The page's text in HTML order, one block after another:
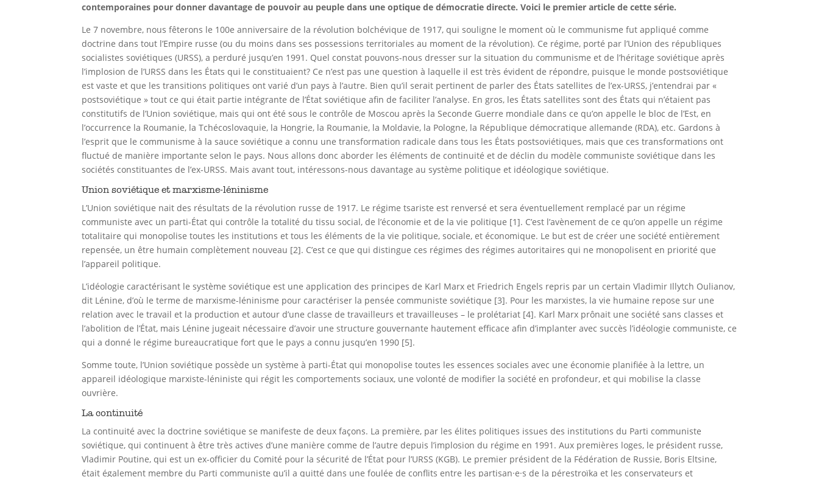
contemporaines pour donner davantage de pouvoir au peuple dans une optique de démocratie directe. Voici le premier article de cette série.
Le 7 novembre, nous fêterons le 100e anniversaire de la révolution bolchévique de 1917, qui souligne le moment où le communisme fut appliqué comme
doctrine dans tout l’Empire russe (ou du moins dans ses possessions territoriales au moment de la révolution). Ce régime, porté par l’Union des républiques
socialistes soviétiques (URSS), a perduré jusqu’en 1991. Quel constat pouvons-nous dresser sur la situation du communisme et de l’héritage soviétique après
l’implosion de l’URSS dans les États qui le constituaient? Ce n’est pas une question à laquelle il est très évident de répondre, puisque le monde postsoviétique
est vaste et que les transitions politiques ont varié d’un pays à l’autre. Bien qu’il serait pertinent de parler des États satellites de l’ex-URSS, j’entendrai par «
postsoviétique » tout ce qui était partie intégrante de l’État soviétique afin de faciliter l’analyse. En gros, les États satellites sont des États qui n’étaient pas
constitutifs de l’Union soviétique, mais qui ont été sous le contrôle de Moscou après la Seconde Guerre mondiale dans ce qu’on appelle le bloc de l’Est, en
l’occurrence la Roumanie, la Tchécoslovaquie, la Hongrie, la Roumanie, la Moldavie, la Pologne, la République démocratique allemande (RDA), etc. Gardons à
l’esprit que le communisme à la sauce soviétique a connu une transformation radicale dans tous les États postsoviétiques, mais que ces transformations ont
fluctué de manière importante selon le pays. Nous allons donc aborder les éléments de continuité et de déclin du modèle communiste soviétique dans les
sociétés constituantes de l’ex-URSS. Mais avant tout, intéressons-nous davantage au système politique et idéologique soviétique.
Union soviétique et marxisme-léninisme
L’Union soviétique nait des résultats de la révolution russe de 1917. Le régime tsariste est renversé et sera éventuellement remplacé par un régime
communiste avec un parti-État qui contrôle la totalité du tissu social, de l’économie et de la vie politique [1]. C’est l’avènement de ce qu’on appelle un régime
totalitaire qui monopolise toutes les institutions et tous les éléments de la vie politique, sociale, et économique. Le but est de créer une société entièrement
repensée, un être humain complètement nouveau [2]. C’est ce que qui distingue ces régimes des régimes autoritaires qui ne monopolisent en priorité que
l’appareil politique.
L’idéologie caractérisant le système soviétique est une application des principes de Karl Marx et Friedrich Engels repris par un certain Vladimir Illytch Oulianov,
dit Lénine, d’où le terme de marxisme-léninisme pour caractériser la pensée communiste soviétique [3]. Pour les marxistes, la vie humaine repose sur une
relation avec le travail et la production et autour d’une classe de travailleurs et travailleuses – le prolétariat [4]. Karl Marx prônait une société sans classes et
l’abolition de l’État, mais Lénine jugeait nécessaire d’avoir une structure gouvernante hautement efficace afin d’implanter avec succès l’idéologie communiste, ce
qui a donné le régime bureaucratique fort que le pays a connu jusqu’en 1990 [5].
Somme toute, l’Union soviétique possède un système à parti-État qui monopolise toutes les essences sociales avec une économie planifiée à la lettre, un
appareil idéologique marxiste-léniniste qui régit les comportements sociaux, une volonté de modifier la société en profondeur, et qui mobilise la classe
ouvrière.
La continuité
La continuité avec la doctrine soviétique se manifeste de deux façons. La première, par les élites politiques issues des institutions du Parti communiste
soviétique, qui continuent à être très actives d’une manière comme de l’autre depuis l’implosion du régime en 1991. Aux premières loges, le président russe,
Vladimir Poutine, qui est un ex-officier du Comité pour la sécurité de l’État pour l’URSS (KGB). Le premier président de la Fédération de Russie, Boris Eltsine,
était également membre du Parti communiste qu’il a quitté dans une foulée de conflits entre les partisan·e·s de la pérestroïka et les conservateurs et